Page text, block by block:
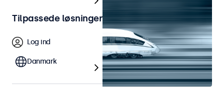
Tilpassede løsninger
Log ind
Danmark